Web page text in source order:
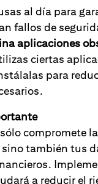
al día para
fallos de
aplicaciones
ciertas
para
compromete
también tus
a reducir el